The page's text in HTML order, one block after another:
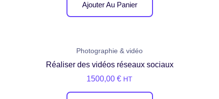
Ajouter Au Panier
Photographie & vidéo
Réaliser des vidéos réseaux sociaux
1500,00 € HT